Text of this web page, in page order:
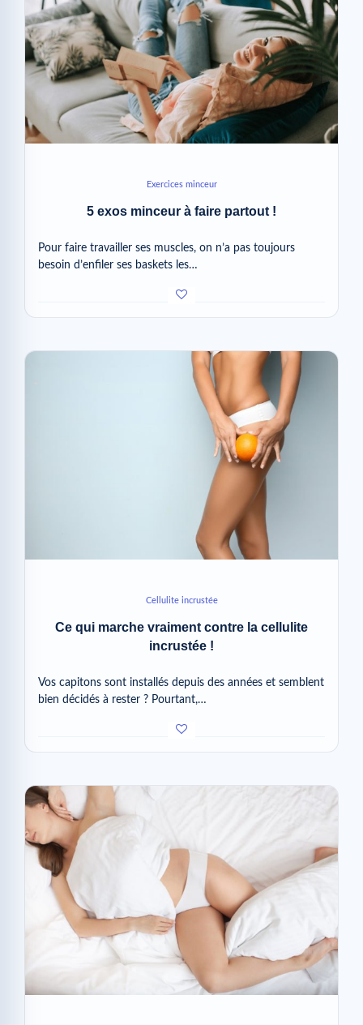
Exercices minceur
5 exos minceur à faire partout !
Pour faire travailler ses muscles, on n’a pas toujours
besoin d’enfiler ses baskets les…
Cellulite incrustée
Ce qui marche vraiment contre la cellulite
incrustée !
Vos capitons sont installés depuis des années et semblent
bien décidés à rester ? Pourtant,…